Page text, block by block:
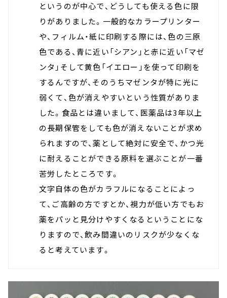
というのが中心で、どうしても使える色に限
りがありました。一般的なカラープリンター
や、フィルム・紙に印刷する際には、色の三原
色である、青に近い「シアン」と赤に近い「マゼ
ンタ」そして黄色「イエロー」を使って印刷を
するんですが、そのうちマゼンタが特に光に
弱くて、色が消えやすいという性質がありま
した。食品とは違いまして、医薬品は3年以上
の長期保管をしても色が消えないことが求め
られますので、薬として絶対に安全で、かつ光
に耐えることができる原料を選ぶことが一番
苦労したところです。
文字自体の色がカラフルになることによっ
て、ご高齢の方ですとか、視力が低い方でもお
薬をパッと見分けやすくなるということにな
りますので、飲み間違いのリスクが少なくな
ると考えています。